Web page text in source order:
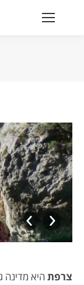
צרפתהיא מדינה